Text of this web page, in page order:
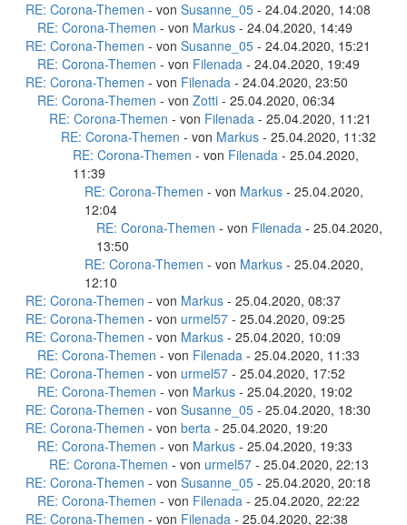
RE: Corona-Themen - von Susanne_05 - 24.04.2020, 14:08
RE: Corona-Themen - von Markus - 24.04.2020, 14:49
RE: Corona-Themen - von Susanne_05 - 24.04.2020, 15:21
RE: Corona-Themen - von Filenada - 24.04.2020, 19:49
RE: Corona-Themen - von Filenada - 24.04.2020, 23:50
RE: Corona-Themen - von Zotti - 25.04.2020, 06:34
RE: Corona-Themen - von Filenada - 25.04.2020, 11:21
RE: Corona-Themen - von Markus - 25.04.2020, 11:32
RE: Corona-Themen - von Filenada - 25.04.2020,
11:39
RE: Corona-Themen - von Markus - 25.04.2020,
12:04
RE: Corona-Themen - von Filenada - 25.04.2020,
13:50
RE: Corona-Themen - von Markus - 25.04.2020,
12:10
RE: Corona-Themen - von Markus - 25.04.2020, 08:37
RE: Corona-Themen - von urmel57 - 25.04.2020, 09:25
RE: Corona-Themen - von Markus - 25.04.2020, 10:09
RE: Corona-Themen - von Filenada - 25.04.2020, 11:33
RE: Corona-Themen - von urmel57 - 25.04.2020, 17:52
RE: Corona-Themen - von Markus - 25.04.2020, 19:02
RE: Corona-Themen - von Susanne_05 - 25.04.2020, 18:30
RE: Corona-Themen - von berta - 25.04.2020, 19:20
RE: Corona-Themen - von Markus - 25.04.2020, 19:33
RE: Corona-Themen - von urmel57 - 25.04.2020, 22:13
RE: Corona-Themen - von Susanne_05 - 25.04.2020, 20:18
RE: Corona-Themen - von Filenada - 25.04.2020, 22:22
RE: Corona-Themen - von Filenada - 25.04.2020, 22:38